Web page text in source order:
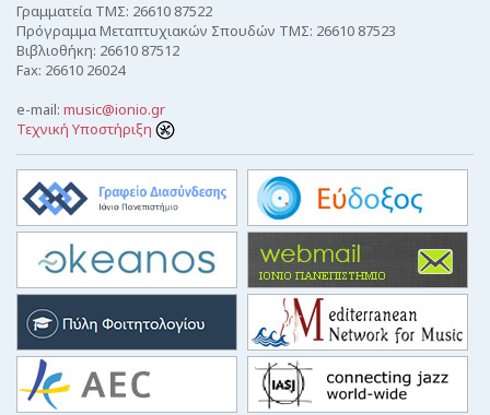
Γραμματεία ΤΜΣ: 26610 87522
Πρόγραμμα Μεταπτυχιακών Σπουδών ΤΜΣ: 26610 87523
Βιβλιοθήκη: 26610 87512
Fax: 26610 26024
e-mail: music@ionio.gr
Τεχνική Υποστήριξη